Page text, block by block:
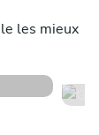
les mieux